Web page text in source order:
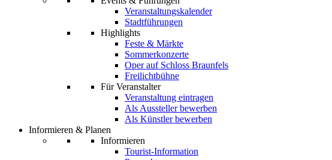
Veranstaltungskalender
Stadtführungen
Highlights
Feste & Märkte
Sommerkonzerte
Oper auf Schloss Braunfels
Freilichtbühne
Für Veranstalter
Veranstaltung eintragen
Als Aussteller bewerben
Als Künstler bewerben
Informieren & Planen
Informieren
Tourist-Information